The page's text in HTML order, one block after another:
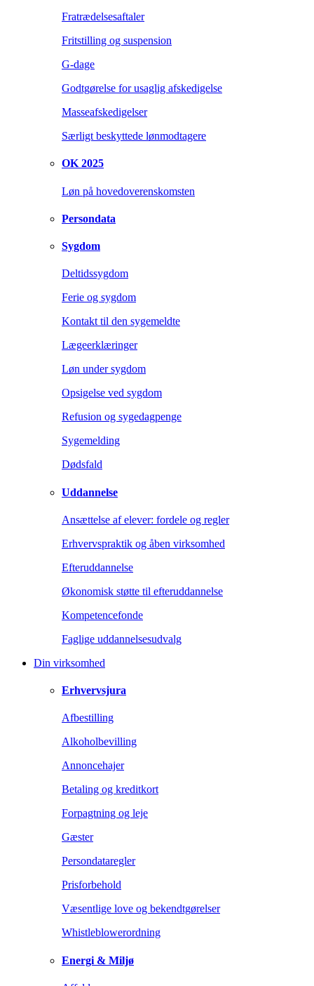
Fratrædelsesaftaler
Fritstilling og suspension
G-dage
Godtgørelse for usaglig afskedigelse
Masseafskedigelser
Særligt beskyttede lønmodtagere
OK 2025
Løn på hovedoverenskomsten
Persondata
Sygdom
Deltidssygdom
Ferie og sygdom
Kontakt til den sygemeldte
Lægeerklæringer
Løn under sygdom
Opsigelse ved sygdom
Refusion og sygedagpenge
Sygemelding
Dødsfald
Uddannelse
Ansættelse af elever: fordele og regler
Erhvervspraktik og åben virksomhed
Efteruddannelse
Økonomisk støtte til efteruddannelse
Kompetencefonde
Faglige uddannelsesudvalg
Din virksomhed
Erhvervsjura
Afbestilling
Alkoholbevilling
Annoncehajer
Betaling og kreditkort
Forpagtning og leje
Gæster
Persondataregler
Prisforbehold
Væsentlige love og bekendtgørelser
Whistleblowerordning
Energi & Miljø